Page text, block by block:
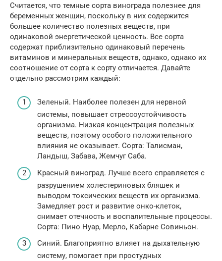
Считается, что темные сорта винограда полезнее для
беременных женщин, поскольку в них содержится
большее количество полезных веществ, при
одинаковой энергетической ценность. Все сорта
содержат приблизительно одинаковый перечень
витаминов и минеральных веществ, однако, однако их
соотношение от сорта к сорту отличается. Давайте
отдельно рассмотрим каждый:
Зеленый. Наиболее полезен для нервной
системы, повышает стрессоустойчивость
организма. Низкая концентрация полезных
веществ, поэтому особого положительного
влияния не оказывает. Сорта: Талисман,
Ландыш, Забава, Жемчуг Саба.
Красный виноград. Лучше всего справляется с
разрушением холестериновых бляшек и
выводом токсических веществ их организма.
Замедляет рост и развитие онко-клеток,
снимает отечность и воспалительные процессы.
Сорта: Пино Нуар, Мерло, Кабарне Совиньон.
Синий. Благоприятно влияет на дыхательную
систему, помогает при простудных